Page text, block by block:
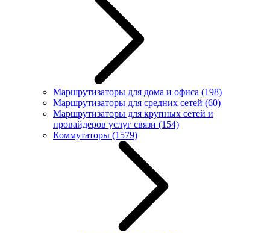
Маршрутизаторы для дома и офиса (198)
Маршрутизаторы для средних сетей (60)
Маршрутизаторы для крупных сетей и
провайдеров услуг связи (154)
Коммутаторы (1579)